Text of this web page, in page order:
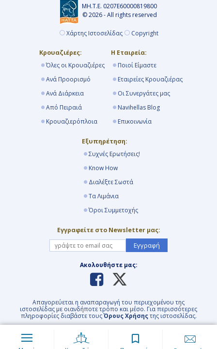
ΜΗ.Τ.Ε. 0207Ε60000819800
© 2026 - All rights reserved
Χάρτης Ιστοσελίδας Copyright
Κρουαζιέρες:
Όλες οι Κρουαζιέρες
Ανά Προορισμό
Ανά Διάρκεια
Από Πειραιά
Κρουαζιερόπλοια
Η Εταιρεία:
Ποιοί Είμαστε
Εταιρείες Κρουαζιέρας
Οι Συνεργάτες μας
Navihellas Blog
Επικοινωνία
Εξυπηρέτηση:
Συχνές Ερωτήσεις!
Know How
Διαλέξτε Σωστά
Τα Λιμάνια
Όροι Συμμετοχής
Εγγραφείτε στο Newsletter μας:
Εγγραφή
Ακολουθήστε μας:
Απαγορεύεται η αναπαραγωγή του περιεχομένου της
ιστοσελίδας με οιανδήποτε τρόπο και μέσο. Για περισσότερες
πληροφορίες διαβάστε τουςΌρους Χρήσηςτης ιστοσελίδας.